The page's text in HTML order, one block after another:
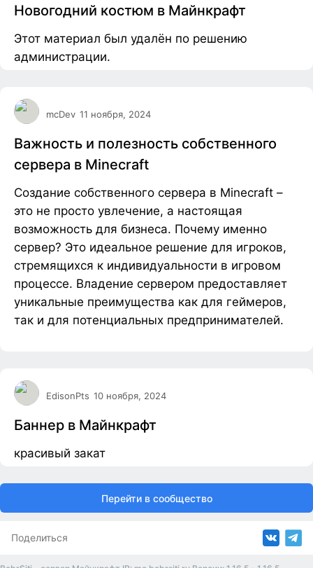
Новогодний костюм в Майнкрафт
Этот материал был удалён по решению
администрации.
mcDev 11 ноября, 2024
Важность и полезность собственного
сервера в Minecraft
Создание собственного сервера в Minecraft –
это не просто увлечение, а настоящая
возможность для бизнеса. Почему именно
сервер? Это идеальное решение для игроков,
стремящихся к индивидуальности в игровом
процессе. Владение сервером предоставляет
уникальные преимущества как для геймеров,
так и для потенциальных предпринимателей.
EdisonPts 10 ноября, 2024
Баннер в Майнкрафт
красивый закат
Перейти в сообщество
Поделиться